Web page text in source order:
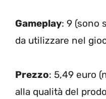
Gameplay: 9 (sono
da utilizzare nel
Prezzo: 5,49 euro
alla qualità del